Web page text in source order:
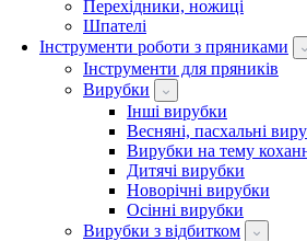
Перехідники, ножиці
Шпателі
Інструменти роботи з пряниками
Інструменти для пряників
Вирубки
Інші вирубки
Весняні, пасхальні
Вирубки на тему
Дитячі вирубки
Новорічні вирубки
Осінні вирубки
Вирубки з відбитком